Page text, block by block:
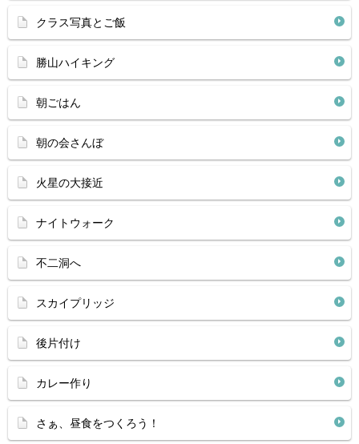
クラス写真とご飯
勝山ハイキング
朝ごはん
朝の会さんぼ
火星の大接近
ナイトウォーク
不二洞へ
スカイプリッジ
後片付け
カレー作り
さぁ、昼食をつくろう！